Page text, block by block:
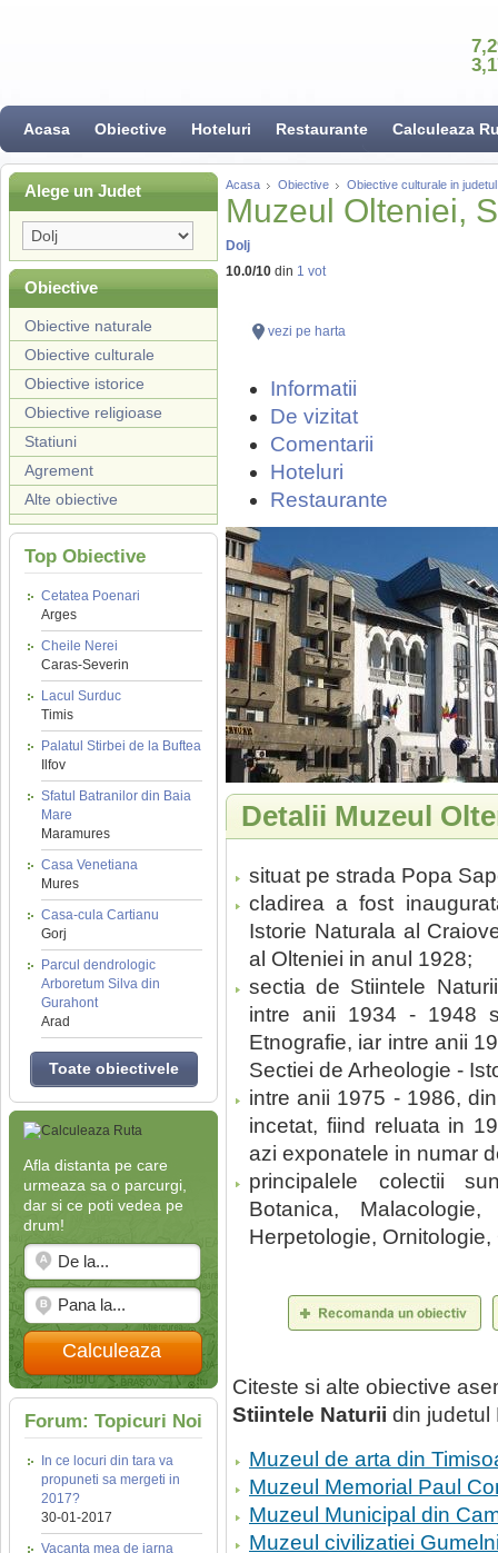
Acasa Obiective Hoteluri Restaurante Calculeaza
Alege un Judet
Obiective
Obiective naturale
Obiective culturale
Obiective istorice
Obiective religioase
Statiuni
Agrement
Alte obiective
Top Obiective
Cetatea Poenari
Arges
Cheile Nerei
Caras-Severin
Lacul Surduc
Timis
Palatul Stirbei de la Buftea
Ilfov
Sfatul Batranilor din Baia
Mare
Maramures
Casa Venetiana
Mures
Casa-cula Cartianu
Gorj
Parcul dendrologic
Arboretum Silva din
Gurahont
Arad
Toate obiectivele
Afla distanta pe care
urmeaza sa o parcurgi,
dar si ce poti vedea pe
drum!
Calculeaza
Forum: Topicuri Noi
In ce locuri din tara va
propuneti sa mergeti in
2017?
30-01-2017
Vacanta mea de iarna
Acasa Obiective Obiective culturale in
Muzeul Olteniei,
Dolj
10.0/10 din 1 vot
vezi pe harta
Informatii
De vizitat
Comentarii
Hoteluri
Restaurante
Detalii Muzeul
situat pe strada Popa
cladirea a fost
Istorie Naturala al
al Olteniei in anul 1928;
sectia de Stiintele
intre anii 1934 - 1948
Etnografie, iar intre anii
Sectiei de Arheologie -
intre anii 1975 - 1986,
incetat, fiind reluata in
azi exponatele in numar
principalele colectii
Botanica,
Herpetologie,
Citeste si alte obiective
Stiintele Naturii din judetul
Muzeul de arta din
Muzeul Memorial Paul
Muzeul Municipal din
Muzeul civilizatiei